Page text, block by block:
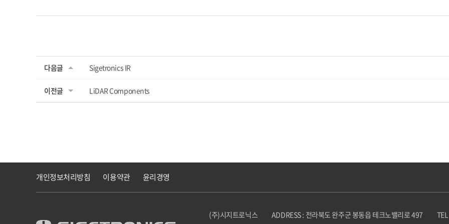
다음글 Sigetronics IR
이전글 LiDAR Components
개인정보처리방침 이용약관 윤리경영
(주)시지트로닉스 ADDRESS : 전라북도 완주군 봉동읍 테크노밸리로 497